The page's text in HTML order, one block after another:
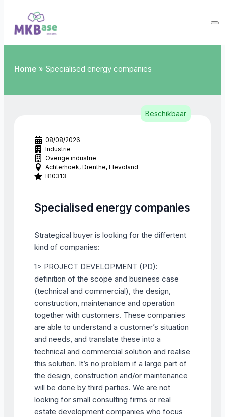
Home » Specialised energy companies
08/08/2026
Industrie
Overige industrie
Achterhoek Drenthe Flevoland
B10313
Specialised energy companies
Strategical buyer is looking for the differtent
kind of companies:
1> PROJECT DEVELOPMENT (PD):
definition of the scope and business case
(technical and commercial), the design,
construction, maintenance and operation
together with customers. These companies
are able to understand a customer’s situation
and needs, and translate these into a
technical and commercial solution and realise
this solution. It’s no problem if a large part of
the design, construction and/or maintenance
will be done by third parties. We are not
looking for small consulting firms or real
estate development companies who focus
Beschikbaar